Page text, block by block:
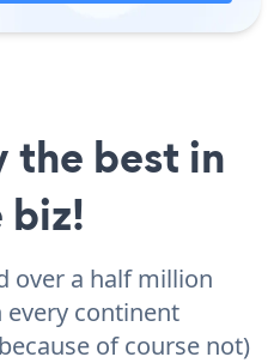
the best in
biz!
over a half million
every continent
of course not)